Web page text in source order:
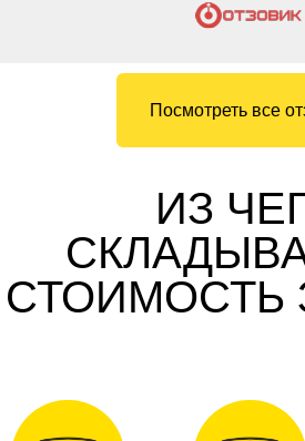
Посмотреть все
ИЗ
СТОИМОСТЬ